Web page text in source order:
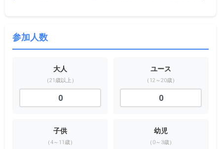
参加人数
大人
（21歳以上）
ユース
（12～20歳）
子供
（4～11歳）
幼児
（0～3歳）